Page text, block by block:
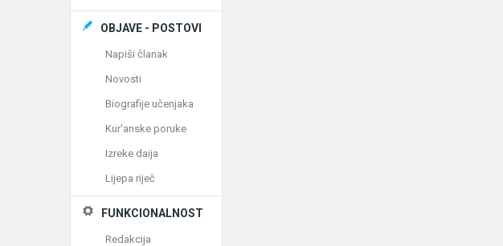
OBJAVE - POSTOVI
Napiši članak
Novosti
Biografije učenjaka
Kur'anske poruke
Izreke daija
Lijepa riječ
FUNKCIONALNOST
Redakcija